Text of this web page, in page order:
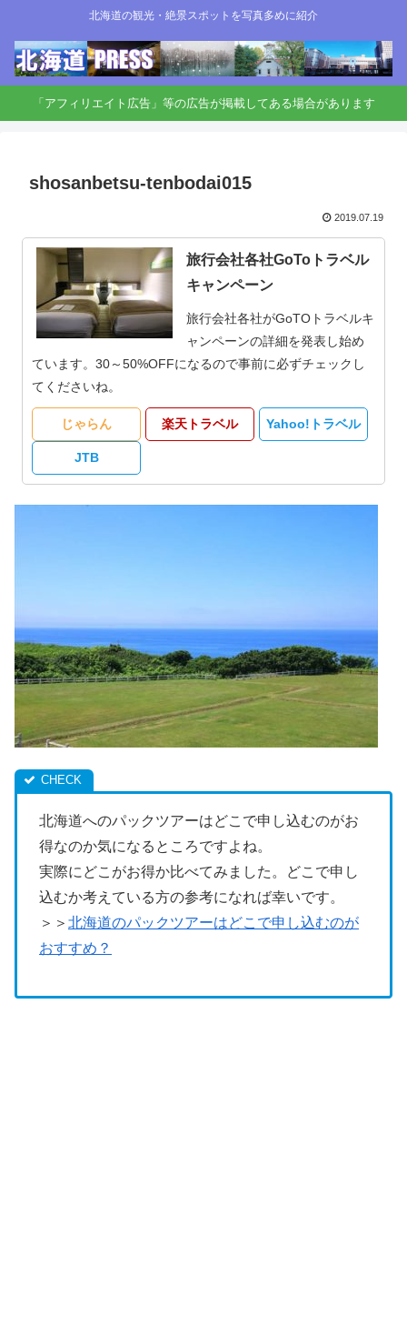
北海道の観光・絶景スポットを写真多めに紹介
「アフィリエイト広告」等の広告が掲載してある場合があります
shosanbetsu-tenbodai015
2019.07.19
旅行会社各社GoToトラベル
キャンペーン
旅行会社各社がGoTOトラベルキ
ャンペーンの詳細を発表し始め
ています。30～50%OFFになるので事前に必ずチェックし
てくださいね。
じゃらん 楽天トラベル Yahoo!トラベル
JTB
北海道へのパックツアーはどこで申し込むのがお
得なのか気になるところですよね。
実際にどこがお得か比べてみました。どこで申し
込むか考えている方の参考になれば幸いです。
＞＞ 北海道のパックツアーはどこで申し込むのが
おすすめ？